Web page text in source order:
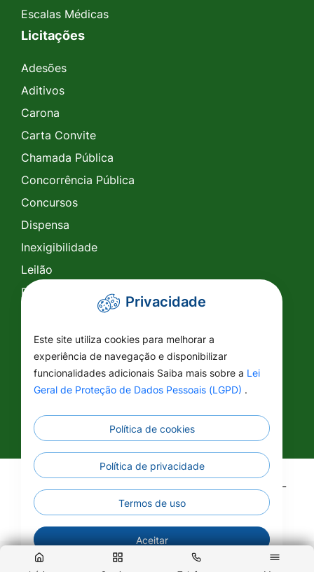
Escalas Médicas
Licitações
Adesões
Aditivos
Carona
Carta Convite
Chamada Pública
Concorrência Pública
Concursos
Dispensa
Inexigibilidade
Leilão
Pregão Eletrônico
Pregão Presencial
Tomada de Preço
SIC
Conselhos
©2026 - Prefeitura Municipal de Vila Rica - MT -
Todos os direitos reservados
Privacidade
Este site utiliza cookies para melhorar a
experiência de navegação e disponibilizar
funcionalidades adicionais Saiba mais sobre a Lei
Geral de Proteção de Dados Pessoais (LGPD) .
Política de cookies
Política de privacidade
Termos de uso
Aceitar